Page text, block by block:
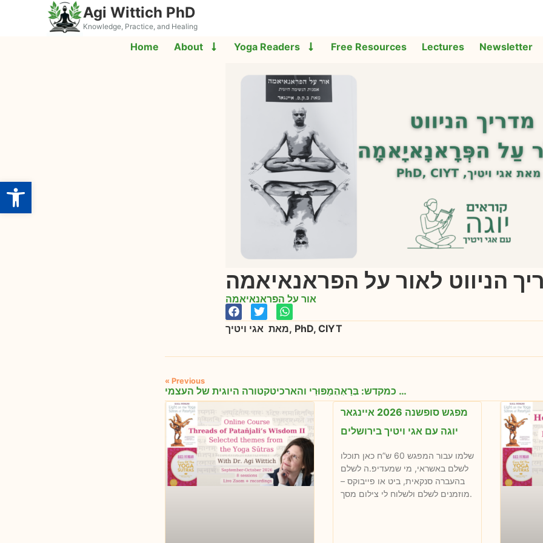
Open toolbar
Agi Wittich PhD
Knowledge, Practice, and Healing
Home About Yoga Readers Free Resources Lectures Newsletter
הניווט לאור על הפראנאיאמה
אור על הפראנאיאמה
מאת אגי ויטיך, PhD, CIYT
« Previous
הגוף כמקדש: בְּרַאְהְמָפּוּרִי והארכיטקטורה היוגית של העצמי
מפגש סופשנה 2026 איינגאר
יוגה עם אגי ויטיך בירושלים
שלמו עבור המפגש 60 ש”ח כאן תוכלו
לשלם באשראי, מי שמעדיפ.ה לשלם
בהעברה סנקאית, ביט או פייבוקס –
מוזמנים לשלם ולשלוח לי צילום מסך.